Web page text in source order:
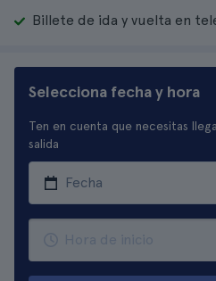
Billete de ida y vuelta en
Selecciona fecha y hora
Ten en cuenta que necesitas
salida